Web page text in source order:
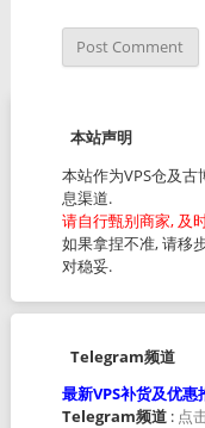
本站声明
本站作为VPS仓及
息渠道.
请自行甄别商家, 及
如果拿捏不准, 请移
对稳妥.
Telegram频道
最新VPS补货及优惠
Telegram频道: 点